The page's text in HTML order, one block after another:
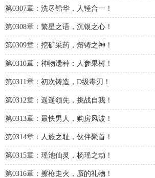
第0307章：洗尽铅华，人锤合一！
第0308章：繁星之语，沉银之心！
第0309章：挖矿采药，熔铸之神！
第0310章：神物遗种：人参果树！
第0311章：初次铸造，D级毒刃！
第0312章：遥遥领先，挑战自我！
第0313章：最快男人，购房风波！
第0314章：人族之耻，伙伴聚首！
第0315章：瑶池仙灵，杨瑶之劫！
第0316章：擦枪走火，蜃的礼物！